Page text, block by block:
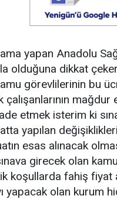
yapan Anadolu
olduğuna dikkat
görevlilerinin bu
çalışanlarının
etmek isterim ki
yapılan
esas alınacak
girecek olan
koşullarda fahiş fiyat
yapacak olan kurum